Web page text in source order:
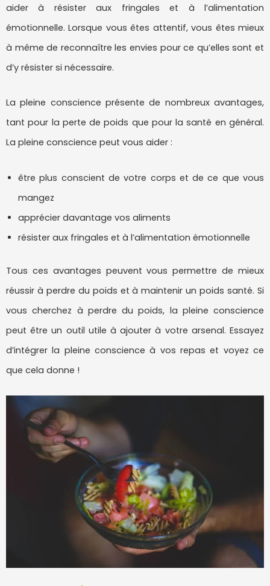
aider à résister aux fringales et à l’alimentation
émotionnelle. Lorsque vous êtes attentif, vous êtes mieux
à même de reconnaître les envies pour ce qu’elles sont et
d’y résister si nécessaire.
La pleine conscience présente de nombreux avantages,
tant pour la perte de poids que pour la santé en général.
La pleine conscience peut vous aider :
être plus conscient de votre corps et de ce que vous
mangez
apprécier davantage vos aliments
résister aux fringales et à l’alimentation émotionnelle
Tous ces avantages peuvent vous permettre de mieux
réussir à perdre du poids et à maintenir un poids santé. Si
vous cherchez à perdre du poids, la pleine conscience
peut être un outil utile à ajouter à votre arsenal. Essayez
d’intégrer la pleine conscience à vos repas et voyez ce
que cela donne !